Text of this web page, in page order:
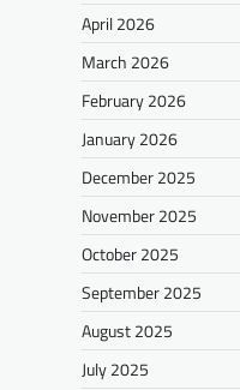
April 2026
March 2026
February 2026
January 2026
December 2025
November 2025
October 2025
September 2025
August 2025
July 2025